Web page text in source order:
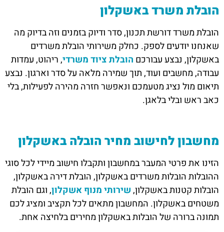
הובלת משרד באשקלון
הובלת משרד דורשת תכנון, סדר ודיוק בזמנים וזה בדיוק מה
שאנחנו יודעים לספק. כחלק משירותי הובלת משרדים
באשקלון, נבצע עבורכם הובלת ציוד משרדי, ריהוט, עמדות
עבודה, מחשבים ועוד, תוך שמירה מלאה על סדר וארגון. נבצע
תיאום מול נציג מטעמכם ונאפשר חזרה מהירה לפעילות, בלי
כאב ראש ובלי בלאגן.
מחשבון לחישוב מחיר הובלה באשקלון
הזינו את פרטי המעבר במחשבון ותקבלו חישוב מיידי לכל סוגי
ההובלות הובלות משרדים באשקלון, הובלת דירה באשקלון,
הובלות קטנות באשקלון,שירותי מנוף אשקלון, וגם הובלת
משטחים באשקלון. המחשבון מתאים לכל תקציב ומציג לכם
תמונה ברורה של הובלות באשקלון מחירים בלחיצה אחת.